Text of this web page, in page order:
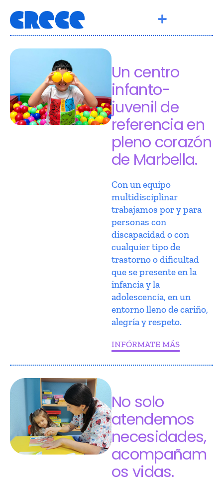
Un centro
infanto-
juvenil de
referencia en
pleno corazón
de Marbella.
Con un equipo
multidisciplinar
trabajamos por y para
personas con
discapacidad o con
cualquier tipo de
trastorno o dificultad
que se presente en la
infancia y la
adolescencia, en un
entorno lleno de cariño,
alegría y respeto.
INFÓRMATE MÁS
No solo
atendemos
necesidades,
acompañam
os vidas.